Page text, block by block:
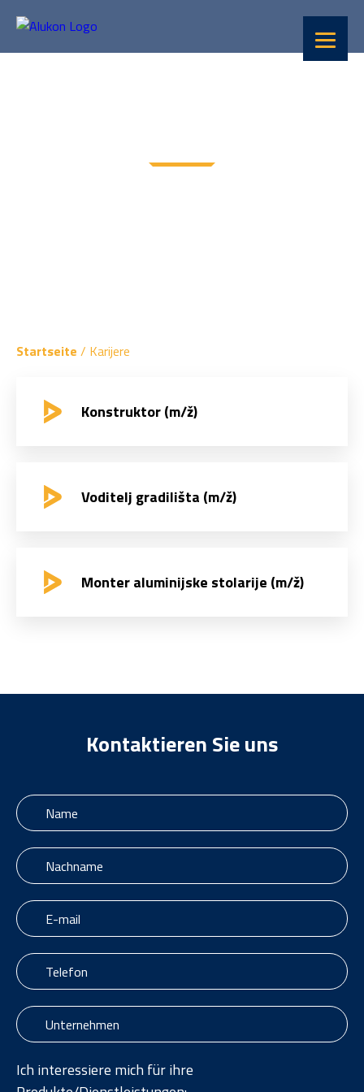
Startseite / Karijere
Konstruktor (m/ž)
Voditelj gradilišta (m/ž)
Monter aluminijske stolarije (m/ž)
Kontaktieren Sie uns
Ich interessiere mich für ihre